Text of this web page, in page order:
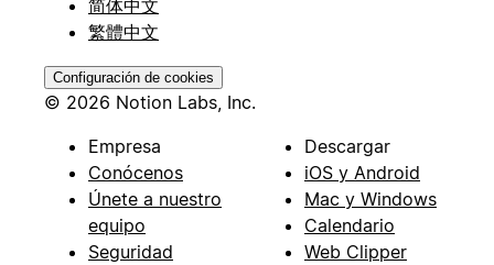
简体中文
繁體中文
Configuración de cookies
© 2026 Notion Labs, Inc.
Empresa
Conócenos
Únete a nuestro
equipo
Seguridad
Descargar
iOS y Android
Mac y Windows
Calendario
Web Clipper